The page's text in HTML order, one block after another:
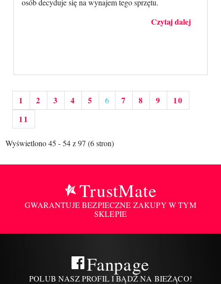
Czytaj dalej
1 2 3 4 5 6 7 8 9
10
11
Wyświetlono 45 - 54 z 97 (6 stron)
TrustMate
GWARANTUJE BEZPIECZNE ZAKUPY W TYM
SKLEPIE
Fanpage
POLUB NASZ PROFIL I BĄDŹ NA BIEŻĄCO!